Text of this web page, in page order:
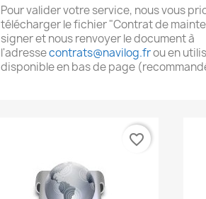
Pour valider votre service, nous vous
télécharger le fichier "Contrat de
signer et nous renvoyer le document à
l'adressecontrats@navilog.frou en
disponible en bas de page
favorite_border